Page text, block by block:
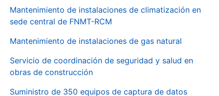
Mantenimiento de instalaciones de climatización en
sede central de FNMT-RCM
Mantenimiento de instalaciones de gas natural
Servicio de coordinación de seguridad y salud en
obras de construcción
Suministro de 350 equipos de captura de datos